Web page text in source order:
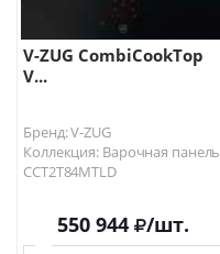
V-ZUG CombiCookTop
V...
Бренд: V-ZUG
Коллекция: Варочная панель
CCT2T84MTLD
550 944 /шт.